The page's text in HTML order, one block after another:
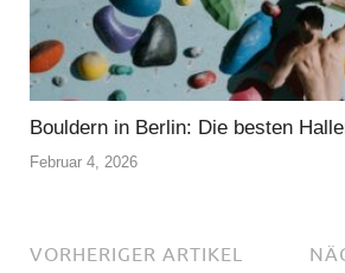
Bouldern in Berlin: Die besten
Februar 4, 2026
VORHERIGER ARTIKEL